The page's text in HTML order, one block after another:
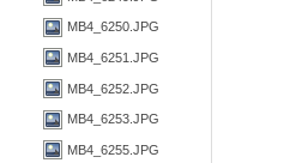
MB4_6250.JPG
MB4_6251.JPG
MB4_6252.JPG
MB4_6253.JPG
MB4_6255.JPG